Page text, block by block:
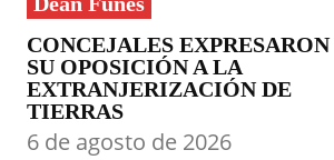
CONCEJALES EXPRESARON
SU OPOSICIÓN A LA
EXTRANJERIZACIÓN DE
TIERRAS
6 de agosto de 2026